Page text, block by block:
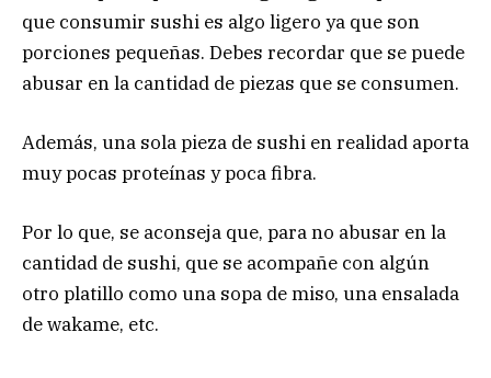
que consumir sushi es algo ligero ya que son
porciones pequeñas. Debes recordar que se puede
abusar en la cantidad de piezas que se consumen.
Además, una sola pieza de sushi en realidad aporta
muy pocas proteínas y poca fibra.
Por lo que, se aconseja que, para no abusar en la
cantidad de sushi, que se acompañe con algún
otro platillo como una sopa de miso, una ensalada
de wakame, etc.